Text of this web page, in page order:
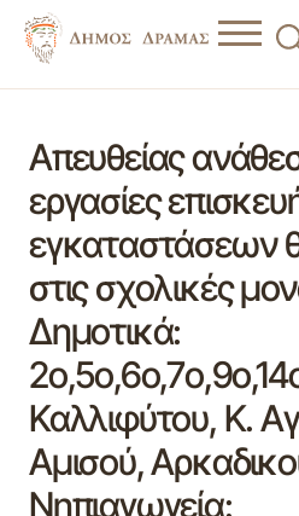
Απευθείας
εργασίες
εγκαταστάσεων
στις σχολικές
Δημοτικά:
Καλλιφύτου, Κ.
Αμισού,
Νηπιαγωγεία: